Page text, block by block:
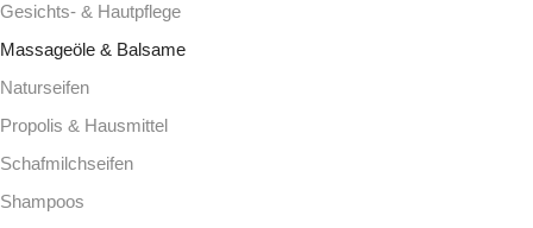
Gesichts- & Hautpflege
Massageöle & Balsame
Naturseifen
Propolis & Hausmittel
Schafmilchseifen
Shampoos